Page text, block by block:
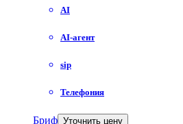
AI
AI-агент
sip
Телефония
Бриф Уточнить цену